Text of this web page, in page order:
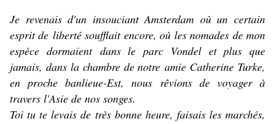
Je revenais d'un insouciant Amsterdam où un certain
esprit de liberté soufflait encore, où les nomades de mon
espèce dormaient dans le parc Vondel et plus que
jamais, dans la chambre de notre amie Catherine Turke,
en proche banlieue-Est, nous rêvions de voyager à
travers l'Asie de nos songes.
Toi tu te levais de très bonne heure, faisais les marchés,